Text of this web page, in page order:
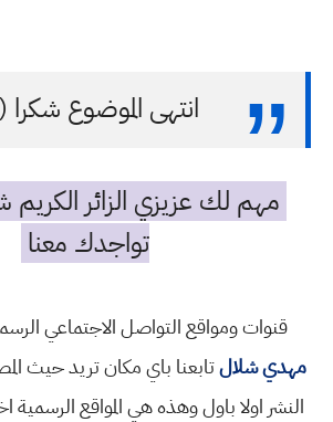
انتهى الموضوع
مهم لك عزيزي الزائر
تواجدك معنا
قنوات ومواقع التواصل الاجتماعي
مهدي شلالتابعنا باي مكان تريد حيث
النشر اولا باول وهذه هي المواقع الرسمية